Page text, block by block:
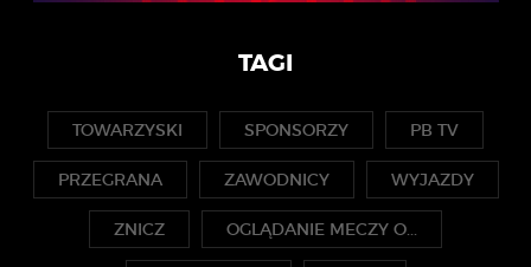
TAGI
TOWARZYSKI SPONSORZY PB TV
PRZEGRANA ZAWODNICY WYJAZDY
ZNICZ OGLĄDANIE MECZY O...